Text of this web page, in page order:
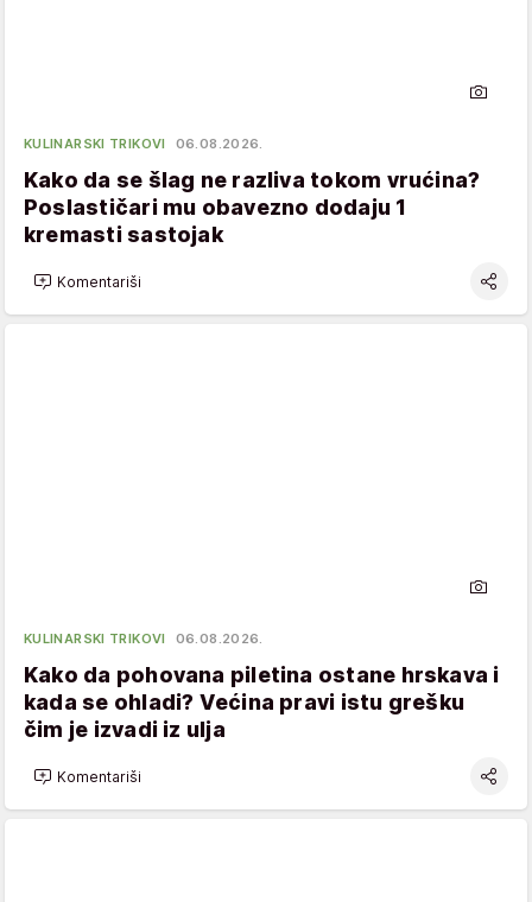
KULINARSKI TRIKOVI 06.08.2026.
Kako da se šlag ne razliva tokom vrućina?
Poslastičari mu obavezno dodaju 1
kremasti sastojak
Komentariši
KULINARSKI TRIKOVI 06.08.2026.
Kako da pohovana piletina ostane hrskava i
kada se ohladi? Većina pravi istu grešku
čim je izvadi iz ulja
Komentariši